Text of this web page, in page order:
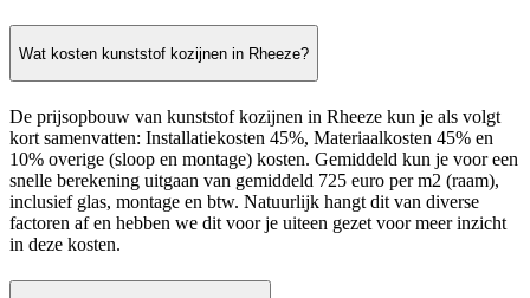
Wat kosten kunststof kozijnen in Rheeze?
De prijsopbouw van kunststof kozijnen in Rheeze kun je als volgt
kort samenvatten: Installatiekosten 45%, Materiaalkosten 45% en
10% overige (sloop en montage) kosten. Gemiddeld kun je voor een
snelle berekening uitgaan van gemiddeld 725 euro per m2 (raam),
inclusief glas, montage en btw. Natuurlijk hangt dit van diverse
factoren af en hebben we dit voor je uiteen gezet voor meer inzicht
in deze kosten.